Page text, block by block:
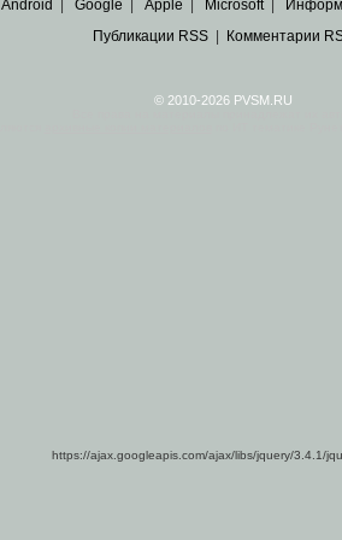
Android Google Apple Microsoft|
Публикации RSS| Комментарии
© 2010-2026 PVSM.RU
https://ajax.googleapis.com/ajax/libs/jquery/3.4.1/